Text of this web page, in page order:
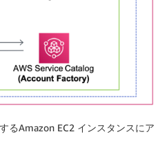
るAmazon EC2 インスタンスにア